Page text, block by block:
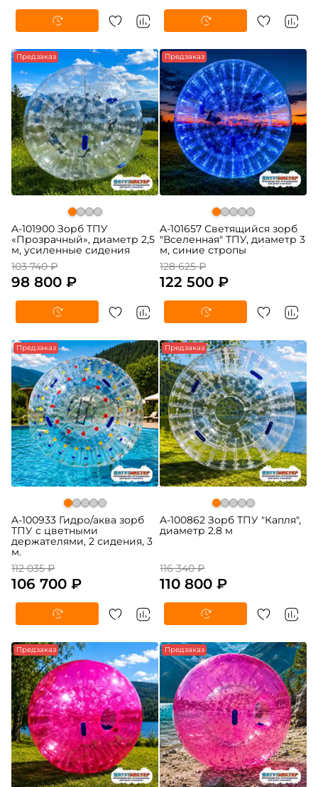
-5% Предзаказ
A-101900 Зорб ТПУ
«Прозрачный», диаметр 2,5
м, усиленные сидения
103 740 ₽
98 800 ₽
-5% Предзаказ
A-101657 Светящийся зорб
"Вселенная" ТПУ, диаметр 3
м, синие стропы
128 625 ₽
122 500 ₽
-5% Предзаказ
A-100933 Гидро/аква зорб
ТПУ с цветными
держателями, 2 сидения, 3
м.
112 035 ₽
106 700 ₽
-5% Предзаказ
A-100862 Зорб ТПУ "Капля",
диаметр 2.8 м
116 340 ₽
110 800 ₽
Предзаказ Предзаказ